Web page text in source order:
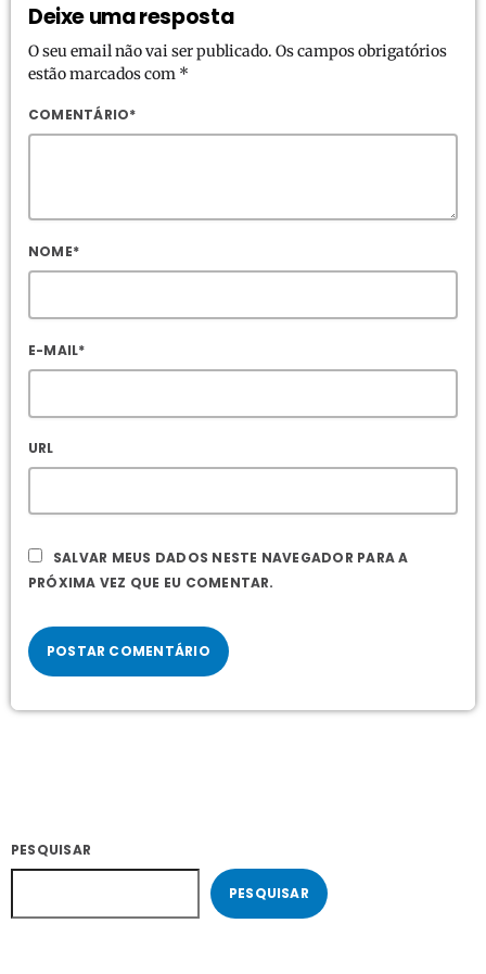
Deixe uma resposta
O seu email não vai ser publicado. Os campos obrigatórios
estão marcados com *
COMENTÁRIO*
NOME*
E-MAIL*
URL
SALVAR MEUS DADOS NESTE NAVEGADOR PARA A
PRÓXIMA VEZ QUE EU COMENTAR.
PESQUISAR
PESQUISAR